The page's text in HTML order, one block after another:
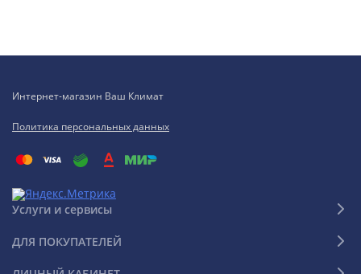
Интернет-магазин Ваш Климат
Политика персональных данных
Услуги и сервисы
ДЛЯ ПОКУПАТЕЛЕЙ